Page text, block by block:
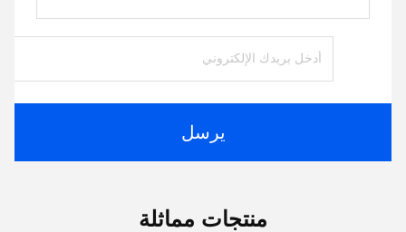
يرسل
منتجات مماثلة